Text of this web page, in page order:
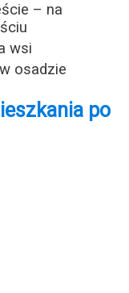
– na
wsi
osadzie
po